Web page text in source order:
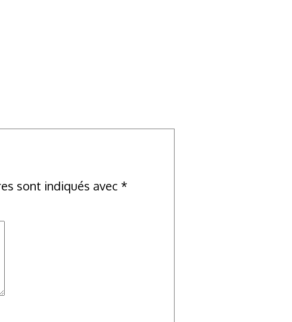
sont indiqués avec *